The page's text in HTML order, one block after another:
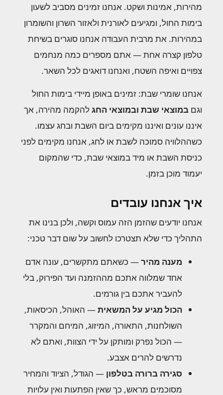
מהירות, אמינות ושקט. אנחנו זמינים מסביב לשעון
בימות החול, ומגיעים לאורנית ולאזור השרון והשומרון
במהירות. את מרבית העבודה אנחנו סוגרים בשיחת
טלפון קצרה אחת — אתם מספרים כמה מנחמים
צפויים ואיפה השטח, ואנחנו דואגים לכל השאר.
אנחנו שומרי שבת: זמינים באופן מיידי בימות החול
וגם במוצאי שבת ובמוצאי החגלהקמה מהירה, אך
איננו עונים ואיננו מקימים ביום השבת ובחג עצמו.
כשההלוויה סמוכה לשבת או לחג, אנחנו מקימים לפני
כניסת השבת או מיד במוצאי שבת, כדי שהמקום
יעמוד מוכן בזמן.
איך אנחנו עובדים
אנחנו יודעים שהזמן הזה עמוס וקשה, ולכן בנינו את
התהליך כדי שלא תצטרכו לחשוב על שום דבר טכני:
מענה מהיר— כשאתם מתקשרים, עונה אדם
אחד שמלווה אתכם מההזמנה ועד הפירוק, בלי
להעביר אתכם בין גורמים.
הכול מגיע על המשאית— האוהל, הכיסאות,
השולחנות, התאורה, המיזוג, המיחם והמקרר
— הכול נפרק ומותקן על ידי הצוות, ואתם לא
נדרשים להרים אצבע.
סגירה ברורה בטלפון — הגודל, הציוד והמחיר
מסוכמים מראש, כך שאין הפתעות ואין עלויות